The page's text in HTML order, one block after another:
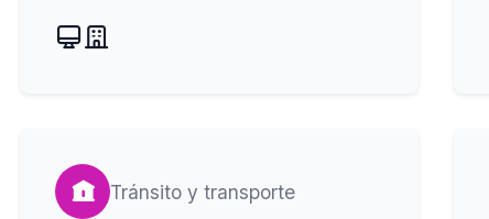
Tránsito y transporte